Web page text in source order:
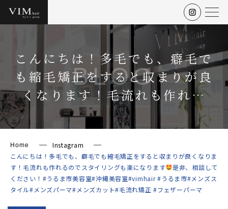
こんにちは！多毛でも、癖毛で
も縮毛矯正をすると収まりが良
くなります！毛流れも作れ…
BLOG
Home
Instagram
こんにちは！多毛でも、癖毛でも縮毛矯正をすると収まりが良くなりま
す！毛流れも作れるのでスタイリングも楽になります
是非、相談して
ください！#うるま市美容室#沖縄美容室#vimhair #うるま市#メンズス
タイル#メンズパーマ#メンズカット#毛流れ矯正 #フェザーパーマ